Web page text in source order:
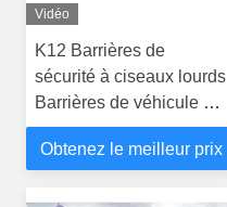
Vidéo
K12 Barrières de
sécurité à ciseaux lourds
Barrières de véhicule de
collision
Obtenez le meilleur prix